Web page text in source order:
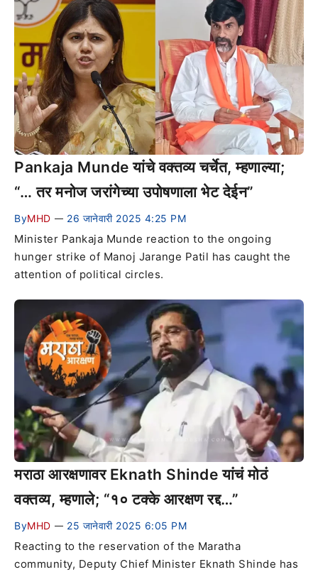
Pankaja Munde यांचे वक्तव्य चर्चेत, म्हणाल्या;
“… तर मनोज जरांगेच्या उपोषणाला भेट देईन”
ByMHD — 26 जानेवारी 2025 4:25 PM
Minister Pankaja Munde reaction to the ongoing
hunger strike of Manoj Jarange Patil has caught the
attention of political circles.
मराठा आरक्षणावर Eknath Shinde यांचं मोठं
वक्तव्य, म्हणाले; “१० टक्के आरक्षण रद्द…”
ByMHD — 25 जानेवारी 2025 6:05 PM
Reacting to the reservation of the Maratha
community, Deputy Chief Minister Eknath Shinde has